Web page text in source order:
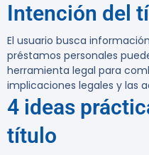
Intención del
El usuario busca
préstamos personales
herramienta legal para
implicaciones legales y las
4 ideas
título